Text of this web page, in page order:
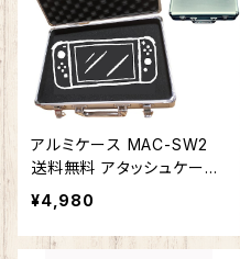
アルミケース MAC-SW2
送料無料 アタッシュケース
アルミケース ジュラルミン
ケース 展示用箱 スポンジ
工具箱 精密機器 音響 モデ
¥4,980